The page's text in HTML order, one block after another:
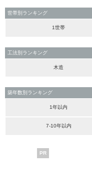
世帯別ランキング
1世帯
工法別ランキング
木造
築年数別ランキング
1年以内
7-10年以内
PR